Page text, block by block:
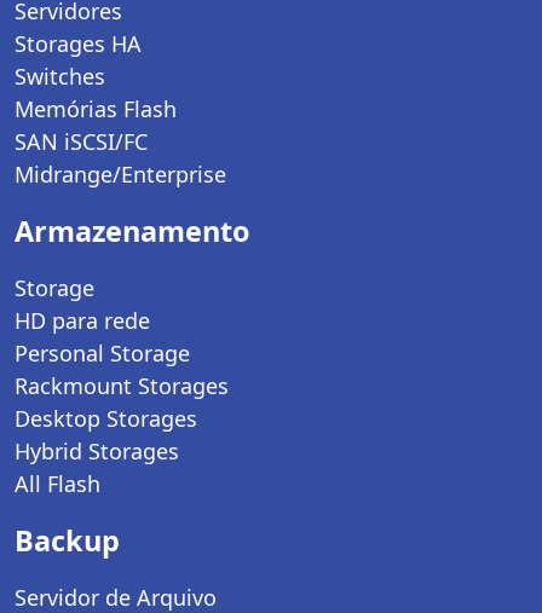
Servidores
Storages HA
Switches
Memórias Flash
SAN iSCSI/FC
Midrange/Enterprise
Armazenamento
Storage
HD para rede
Personal Storage
Rackmount Storages
Desktop Storages
Hybrid Storages
All Flash
Backup
Servidor de Arquivo